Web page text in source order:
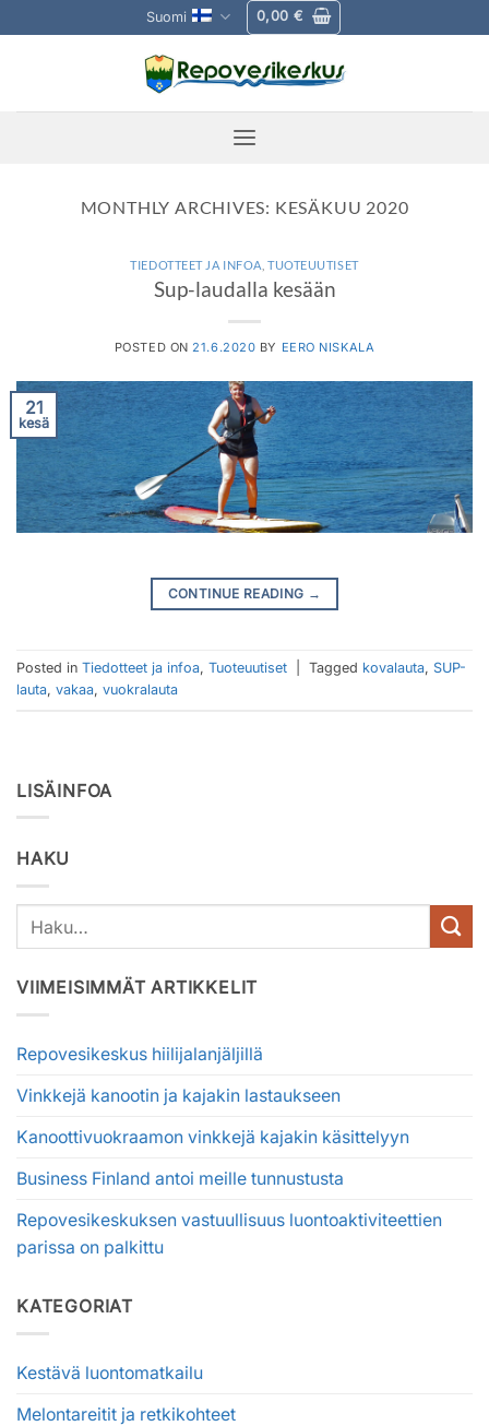
to
Suomi 0,00 €
MONTHLY ARCHIVES: KESÄKUU 2020
TIEDOTTEET JA INFOA TUOTEUUTISET
Sup-laudalla kesään
POSTED ON 21.6.2020 BY EERO NISKALA
21
kesä
CONTINUE READING →
Posted in Tiedotteet ja infoa, Tuoteuutiset Tagged kovalauta, SUP-
lauta, vakaa, vuokralauta
LISÄINFOA
HAKU
VIIMEISIMMÄT ARTIKKELIT
Repovesikeskus hiilijalanjäljillä
Vinkkejä kanootin ja kajakin lastaukseen
Kanoottivuokraamon vinkkejä kajakin käsittelyyn
Business Finland antoi meille tunnustusta
Repovesikeskuksen vastuullisuus luontoaktiviteettien
parissa on palkittu
KATEGORIAT
Kestävä luontomatkailu
Melontareitit ja retkikohteet